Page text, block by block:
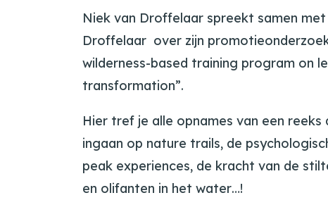
Niek van Droffelaar spreekt samen
Droffelaar over zijn
wilderness-based training program on
transformation”.
Hier tref je alle opnames van een reeks
ingaan op nature trails, de
peak experiences, de kracht van de
en olifanten in het water…!